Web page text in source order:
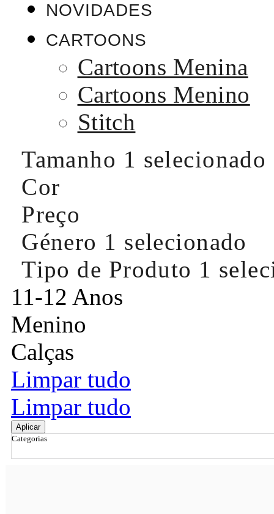
NOVIDADES
CARTOONS
Cartoons Menina
Cartoons Menino
Stitch
Tamanho 1 selecionado
Cor
Preço
Género 1 selecionado
Tipo de Produto 1
11-12 Anos
Menino
Calças
Limpar tudo
Limpar tudo
Aplicar
Categorias